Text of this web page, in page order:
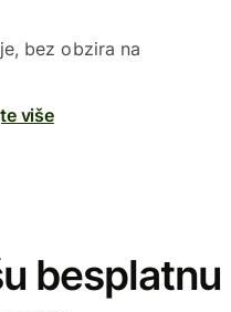
bez obzira na
više
besplatnu